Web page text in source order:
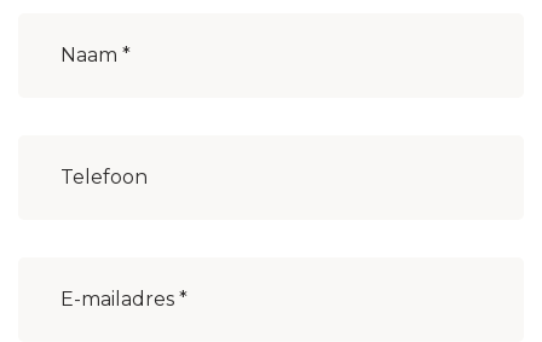
mailadres (Vereist)